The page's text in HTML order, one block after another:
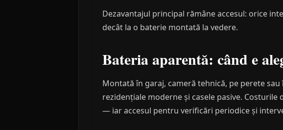
Dezavantajul principal rămâne accesul: orice
decât la o baterie montată la vedere.
Bateria aparentă: când e
Montată în garaj, cameră tehnică, pe perete
rezidențiale moderne și casele pasive.
— iar accesul pentru verificări periodice și